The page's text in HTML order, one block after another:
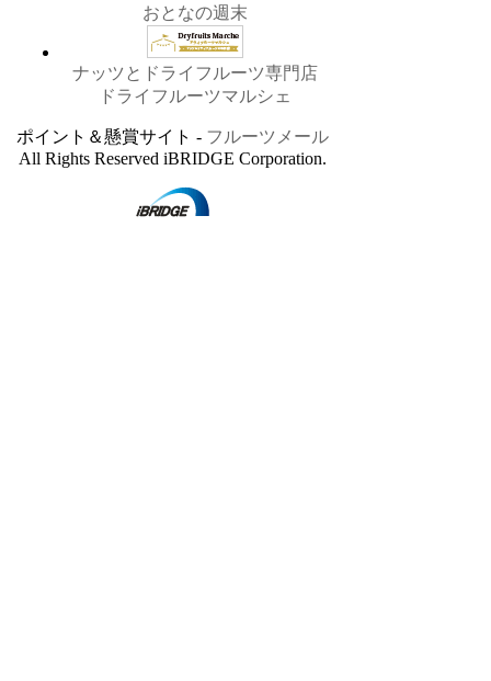
おとなの週末
ナッツとドライフルーツ専門店
ドライフルーツマルシェ
ポイント＆懸賞サイト - フルーツメール
All Rights Reserved iBRIDGE Corporation.